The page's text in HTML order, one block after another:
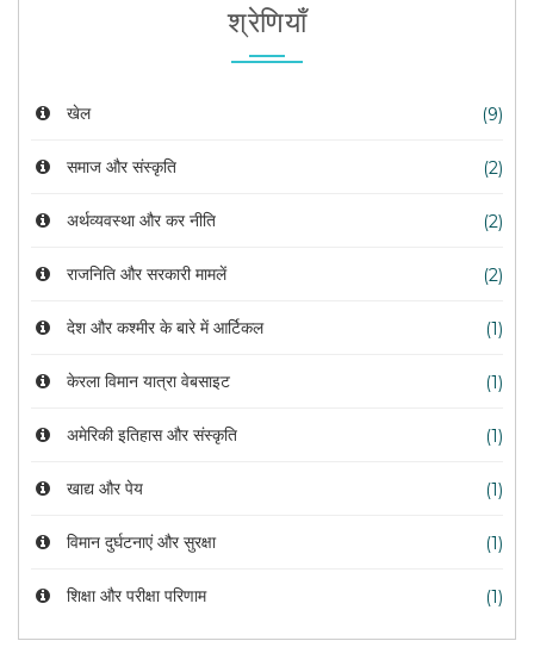
श्रेणियाँ
खेल (9)
समाज और संस्कृति (2)
अर्थव्यवस्था और कर नीति (2)
राजनिति और सरकारी मामलें (2)
देश और कश्मीर के बारे में आर्टिकल (1)
केरला विमान यात्रा वेबसाइट (1)
अमेरिकी इतिहास और संस्कृति (1)
खाद्य और पेय (1)
विमान दुर्घटनाएं और सुरक्षा (1)
शिक्षा और परीक्षा परिणाम (1)